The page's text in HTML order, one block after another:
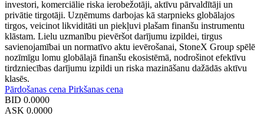
investori, komerciālie riska ierobežotāji, aktīvu pārvaldītāji un
privātie tirgotāji. Uzņēmums darbojas kā starpnieks globālajos
tirgos, veicinot likviditāti un piekļuvi plašam finanšu instrumentu
klāstam. Lielu uzmanību pievēršot darījumu izpildei, tirgus
savienojamībai un normatīvo aktu ievērošanai, StoneX Group spēlē
nozīmīgu lomu globālajā finanšu ekosistēmā, nodrošinot efektīvu
tirdzniecības darījumu izpildi un riska mazināšanu dažādās aktīvu
klasēs.
Pārdošanas cena Pirkšanas cena
BID 0.0000
ASK 0.0000